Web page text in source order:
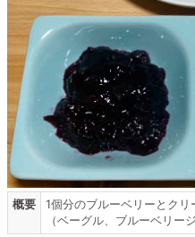
概要
1個分のブルーベリーとク
（ベーグル、ブルーベリー